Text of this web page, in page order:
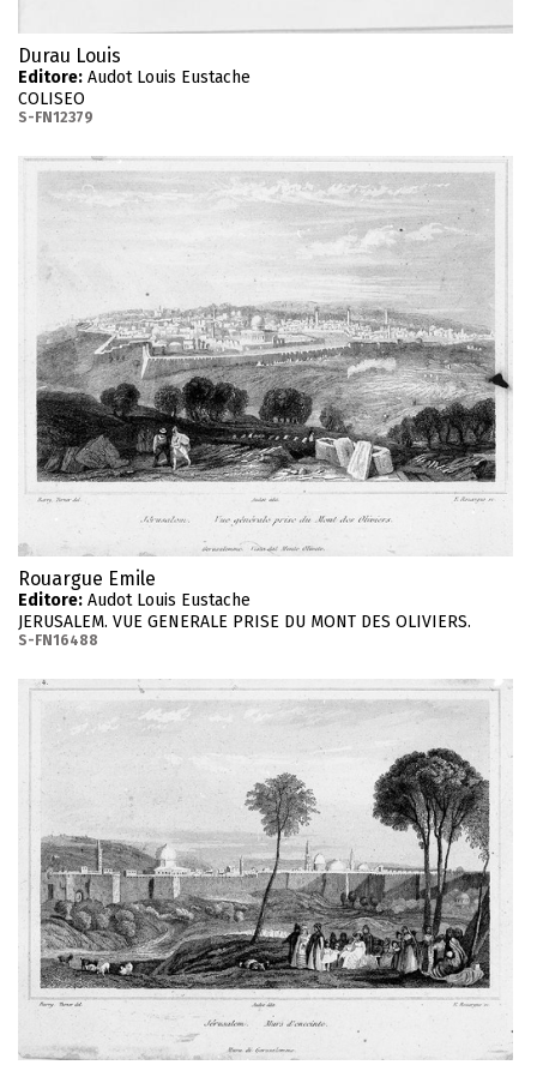
Durau Louis
Editore: Audot Louis Eustache
COLISEO
S-FN12379
Rouargue Emile
Editore: Audot Louis Eustache
JERUSALEM. VUE GENERALE PRISE DU MONT DES OLIVIERS.
S-FN16488